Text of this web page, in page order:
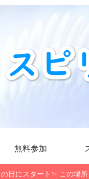
無料参加
日にスタート✨ この場